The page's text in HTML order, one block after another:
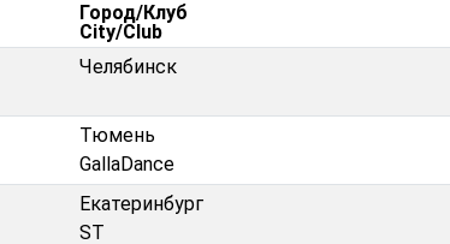
Город/Клуб
City/Club
Челябинск
Тюмень
GallaDance
Екатеринбург
ST